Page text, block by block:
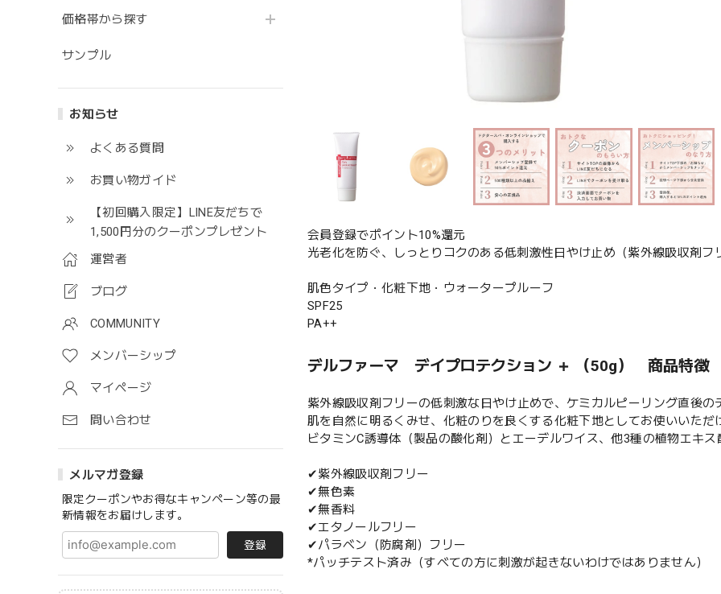
価格帯から探す
サンプル
お知らせ
よくある質問
お買い物ガイド
【初回購入限定】LINE友だちで
1,500円分のクーポンプレゼント
運営者
ブログ
COMMUNITY
メンバーシップ
マイページ
問い合わせ
メルマガ登録
限定クーポンやお得なキャンペーン等の最
新情報をお届けします。
登録
会員登録でポイント10%還元
光老化を防ぐ、しっとりコクのある低刺激性日やけ止め（紫外線吸収剤フ
肌色タイプ・化粧下地・ウォータープルーフ
SPF25
PA++
デルファーマ デイプロテクション ＋ （50g） 商品特徴
紫外線吸収剤フリーの低刺激な日やけ止めで、ケミカルピーリング直後
肌を自然に明るくみせ、化粧のりを良くする化粧下地としてお使いいただ
ビタミンC誘導体（製品の酸化剤）とエーデルワイス、他3種の植物エキス
✔紫外線吸収剤フリー
✔無色素
✔無香料
✔エタノールフリー
✔パラベン（防腐剤）フリー
*パッチテスト済み（すべての方に刺激が起きないわけではありません）